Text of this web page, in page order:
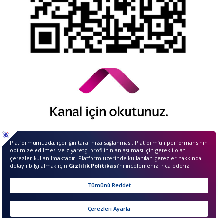
QNBiştirakidir.
Merhaba ben InvestIQ. Size
nasıl yardımcı olabilirim?